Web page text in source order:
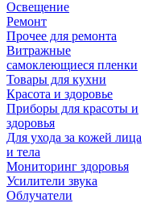
Освещение
Ремонт
Прочее для ремонта
Витражные
самоклеющиеся пленки
Товары для кухни
Красота и здоровье
Приборы для красоты и
здоровья
Для ухода за кожей лица
и тела
Мониторинг здоровья
Усилители звука
Облучатели